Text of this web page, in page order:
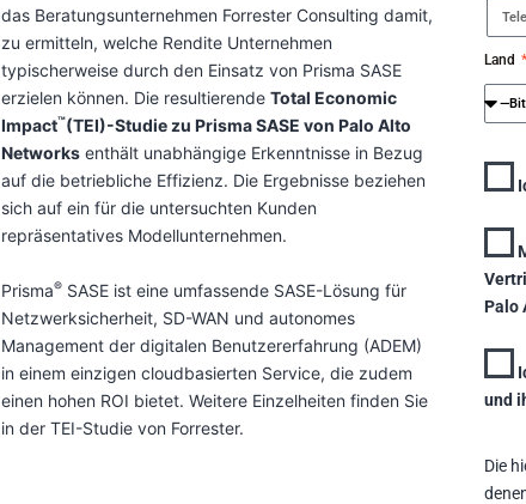
das Beratungsunternehmen Forrester Consulting damit,
zu ermitteln, welche Rendite Unternehmen
typischerweise durch den Einsatz von Prisma SASE
erzielen können. Die resultierendeTotal Economic
Impact™(TEI)-Studie zu Prisma SASE von Palo Alto
Networks enthält unabhängige Erkenntnisse in Bezug
auf die betriebliche Effizienz. Die Ergebnisse beziehen
sich auf ein für die untersuchten Kunden
repräsentatives Modellunternehmen.
Prisma®️ SASE ist eine umfassende SASE-Lösung für
Netzwerksicherheit, SD-WAN und autonomes
Management der digitalen Benutzererfahrung (ADEM)
in einem einzigen cloudbasierten Service, die zudem
einen hohen ROI bietet. Weitere Einzelheiten finden Sie
in der TEI-Studie von Forrester.
Land
Palo
und
Die